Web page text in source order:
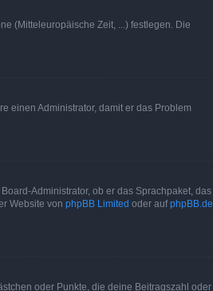
(Mitteleuropäische Zeit, ...) festlegen. Die
einen Administrator, damit er das Problem
Administrator, ob er das Sprachpaket, das
Website von phpBB Limited oder aufphpBB.de
oder Punkte, die deine Beitragszahl oder